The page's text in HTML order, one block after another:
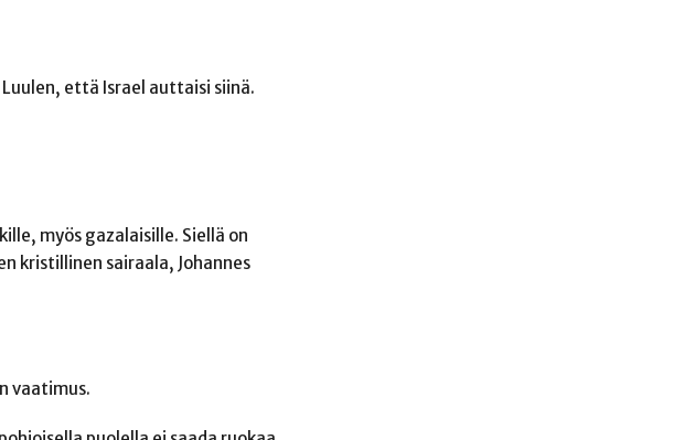
että Israel auttaisi siinä.
myös gazalaisille. Siellä on
kristillinen sairaala, Johannes
vaatimus.